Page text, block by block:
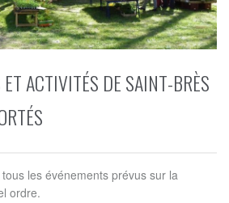
ACTIVITÉS DE SAINT-BRÈS
les événements prévus sur la
ordre.